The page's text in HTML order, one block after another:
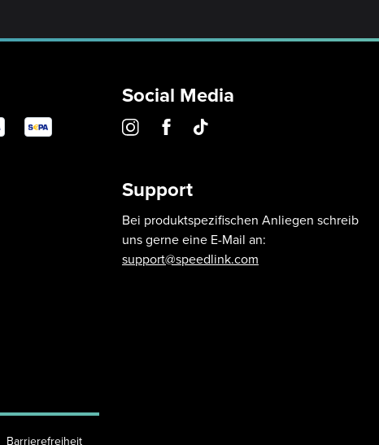
Social Media
Support
Bei produktspezifischen Anliegen schreib
uns gerne eine E-Mail an:
support@speedlink.com
Barrierefreiheit